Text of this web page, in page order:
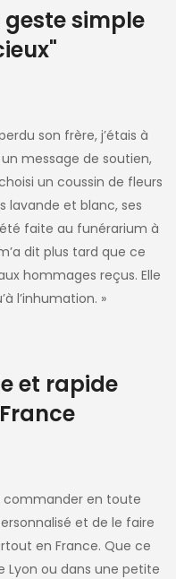
geste simple
son frère, j’étais à
message de soutien,
un coussin de fleurs
lavande et blanc, ses
faite au funérarium à
dit plus tard que ce
hommages reçus. Elle
l’inhumation. »
et rapide
commander en toute
et de le faire
en France. Que ce
Lyon ou dans une petite